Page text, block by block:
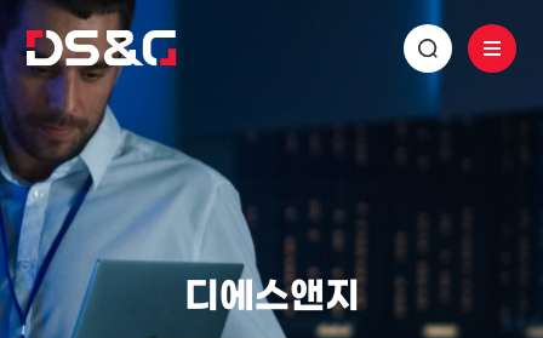
디에스앤지